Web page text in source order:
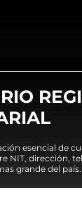
esencial de
NIT, dirección,
grande del país.